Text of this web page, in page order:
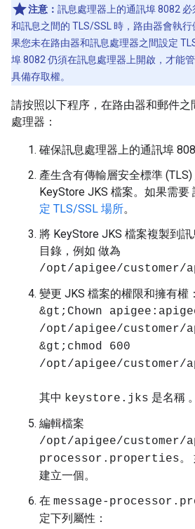
注意： 訊息處理器上的通訊埠 8082
和訊息之間的 TLS/SSL 時，路由器會執
果您未在路由器和訊息處理器之間設定
埠 8082 仍須在訊息處理器上開啟，才能
具備存取權。
請按照以下程序，在路由器和郵件之
處理器：
確保訊息處理器上的通訊埠
產生含有傳輸層安全標準
KeyStore JKS 檔案。如果需要
定 TLS/SSL 場所。
將 KeyStore JKS 檔案複製到
目錄，例如 做為
/opt/apigee/customer/
變更 JKS 檔案的權限和擁有權：
&gt;Chown
/opt/apigee/
&gt;chmod 600
/opt/apigee/
其中 keystore.jks 是名稱 。
編輯檔案
/opt/apigee/customer/
processor.properties。
建立一個。
在 message-
定下列屬性：